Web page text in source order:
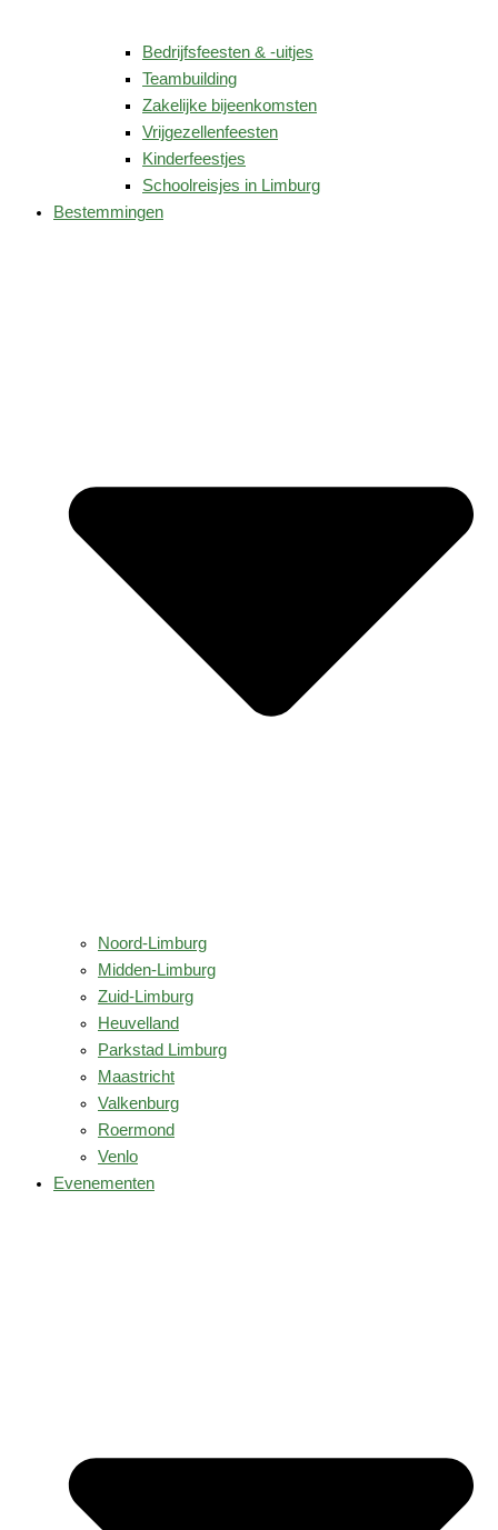
Bedrijfsfeesten & -uitjes
Teambuilding
Zakelijke bijeenkomsten
Vrijgezellenfeesten
Kinderfeestjes
Schoolreisjes in Limburg
Bestemmingen
Noord-Limburg
Midden-Limburg
Zuid-Limburg
Heuvelland
Parkstad Limburg
Maastricht
Valkenburg
Roermond
Venlo
Evenementen